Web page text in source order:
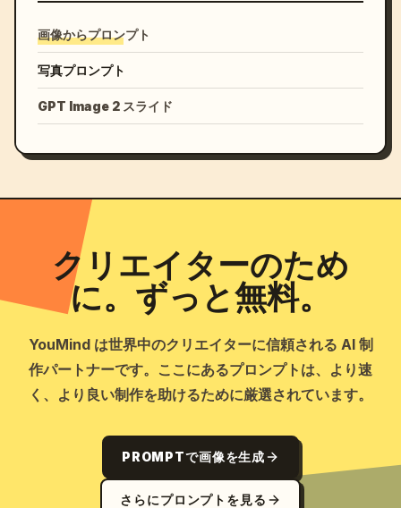
画像からプロンプト
写真プロンプト
GPT Image 2 スライド
クリエイターのため
に。ずっと無料。
YouMind は世界中のクリエイターに信頼される AI 制
作パートナーです。ここにあるプロンプトは、より速
く、より良い制作を助けるために厳選されています。
PROMPTで画像を生成
さらにプロンプトを見る